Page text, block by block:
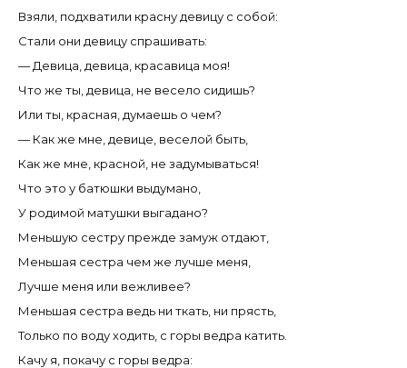
Взяли, подхватили красну девицу с собой:
Стали они девицу спрашивать:
— Девица, девица, красавица моя!
Что же ты, девица, не весело сидишь?
Или ты, красная, думаешь о чем?
— Как же мне, девице, веселой быть,
Как же мне, красной, не задумываться!
Что это у батюшки выдумано,
У родимой матушки выгадано?
Меньшую сестру прежде замуж отдают,
Меньшая сестра чем же лучше меня,
Лучше меня или вежливее?
Меньшая сестра ведь ни ткать, ни прясть,
Только по воду ходить, с горы ведра катить.
Качу я, покачу с горы ведра: